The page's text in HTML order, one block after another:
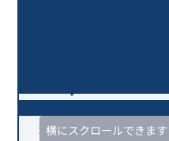
横にスクロールできます
査定時期 セルカ実績